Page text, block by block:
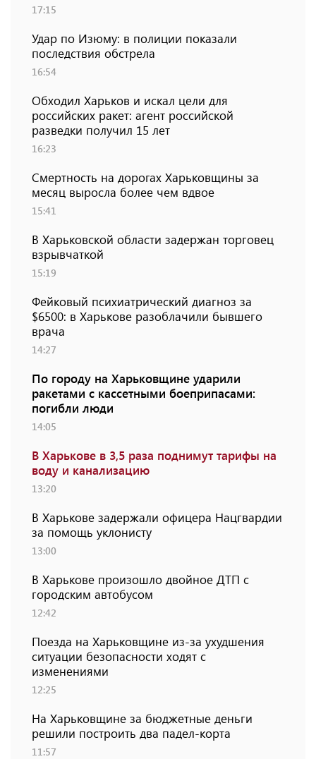
17:15
Удар по Изюму: в полиции показали
последствия обстрела
16:54
Обходил Харьков и искал цели для
российских ракет: агент российской
разведки получил 15 лет
16:23
Смертность на дорогах Харьковщины за
месяц выросла более чем вдвое
15:41
В Харьковской области задержан торговец
взрывчаткой
15:19
Фейковый психиатрический диагноз за
$6500: в Харькове разоблачили бывшего
врача
14:27
По городу на Харьковщине ударили
ракетами с кассетными боеприпасами:
погибли люди
14:05
В Харькове в 3,5 раза поднимут тарифы на
воду и канализацию
13:20
В Харькове задержали офицера Нацгвардии
за помощь уклонисту
13:00
В Харькове произошло двойное ДТП с
городским автобусом
12:42
Поезда на Харьковщине из-за ухудшения
ситуации безопасности ходят с
изменениями
12:25
На Харьковщине за бюджетные деньги
решили построить два падел-корта
11:57